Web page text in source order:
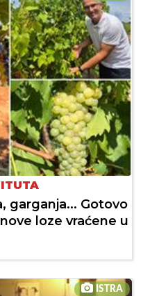
garganja... Gotovo
loze vraćene u
ISTRA